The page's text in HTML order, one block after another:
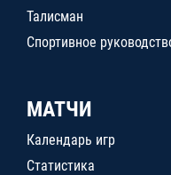
Талисман
Спортивное
МАТЧИ
Календарь игр
Статистика